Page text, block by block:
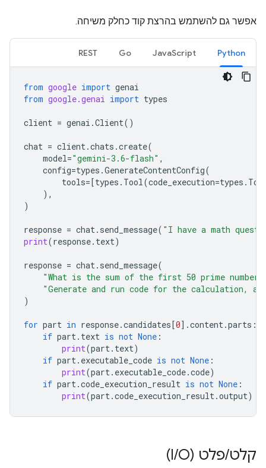
אפשר גם להשתמש בהרצת קוד כחלק משיחה.
Python
JavaScript
Go
REST
from google import genai
from google.genai import types
client = genai .Client()
chat = client.chats .create(
model="gemini-3.6-flash" ,
config=types .GenerateContentConfig(
tools=[types . Tool(code_execution=types .
),
)
response = chat. send_message( "I have a math
print(response. text)
response = chat. send_message(
"What is the sum of the first 50 prime
"Generate and run code for the calculation,
)
for part in response.candidates[0] .content.parts :
if part. text is not None :
print(part. text)
if part. executable_code is not None :
print(part. executable_code.code)
if part.code_execution_result is not None :
print(part.code_execution_result.output)
קלט/פלט (I /O)